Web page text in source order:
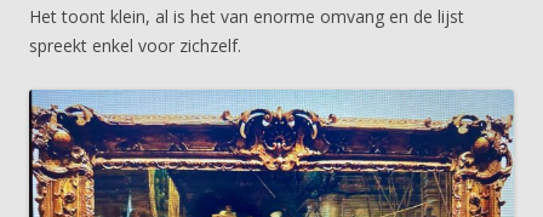
Het toont klein, al is het van enorme omvang en de lijst
spreekt enkel voor zichzelf.